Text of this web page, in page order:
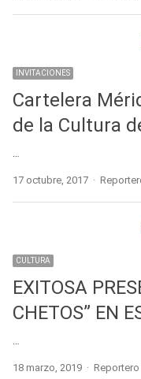
INVITACIONES
Cartelera
de la Cultura
…
17 octubre, 2017 Author
CULTURA
EXITOSA
CHETOS” EN
…
18 marzo, 2019 Author